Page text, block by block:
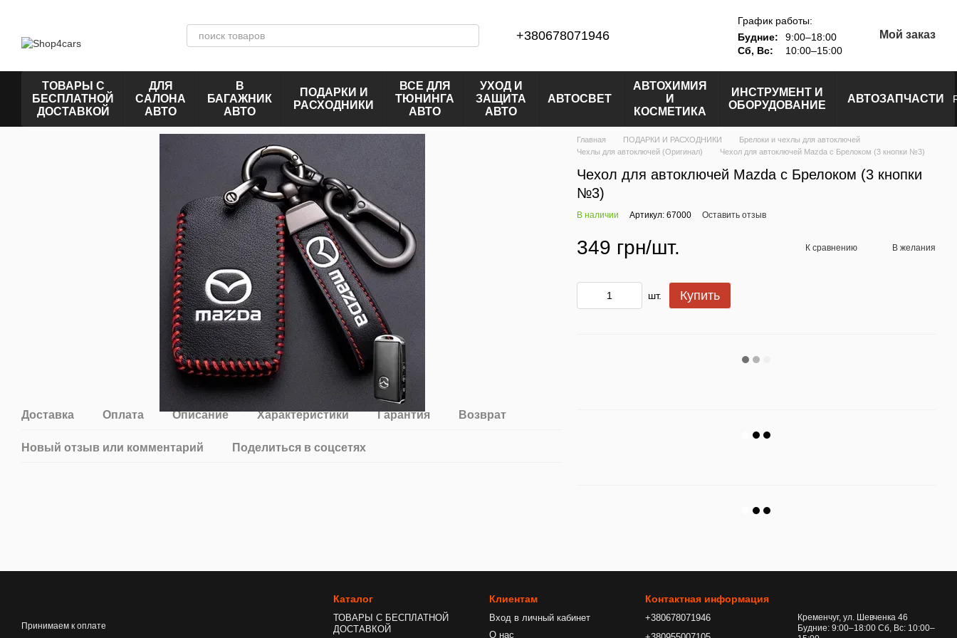
+380678071946
График работы:
Будние:
9:00–18:00
Сб, Вс:
10:00–15:00
Мой заказ
ТОВАРЫ С
БЕСПЛАТНОЙ
ДОСТАВКОЙ
ДЛЯ
САЛОНА
АВТО
В
БАГАЖНИК
АВТО
ПОДАРКИ И
РАСХОДНИКИ
ВСЕ ДЛЯ
ТЮНИНГА
АВТО
УХОД И
ЗАЩИТА
АВТО
АВТОСВЕТ
АВТОХИМИЯ
И
КОСМЕТИКА
ИНСТРУМЕНТ И
ОБОРУДОВАНИЕ
АВТОЗАПЧАСТИ
Доставка Оплата Описание Характеристики Гарантия Возврат
Новый отзыв или комментарий Поделиться в соцсетях
Главная ПОДАРКИ И РАСХОДНИКИ
Брелоки и чехлы для автоключей
Чехлы для автоключей (Оригинал)
Чехол для автоключей Mazda с Брелоком (3 кнопки №3)
Чехол для автоключей Mazda с Брелоком (3 кнопки
№3)
В наличии Артикул: 67000 Оставить отзыв
349 грн/шт. К сравнению В желания
шт. Купить
Принимаем к оплате
Каталог
ТОВАРЫ С БЕСПЛАТНОЙ
ДОСТАВКОЙ
Клиентам
Вход в личный кабинет
О нас
Контактная информация
+380678071946
Кременчуг, ул. Шевченка 46
Будние: 9:00–18:00 Сб, Вс: 10:00–